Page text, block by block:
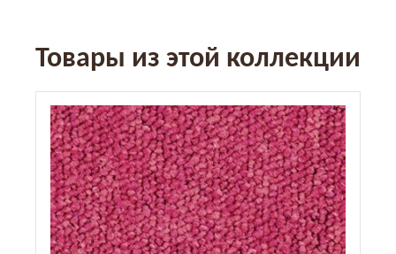
Товары из этой коллекции